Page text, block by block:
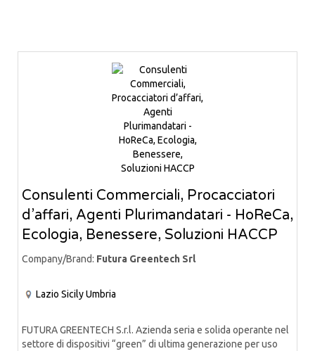
Consulenti Commerciali, Procacciatori
d’affari, Agenti Plurimandatari - HoReCa,
Ecologia, Benessere, Soluzioni HACCP
Company/Brand: Futura Greentech Srl
Lazio SicilyUmbria
FUTURA GREENTECH S.r.l. Azienda seria e solida operante nel
settore di dispositivi “green” di ultima generazione per uso